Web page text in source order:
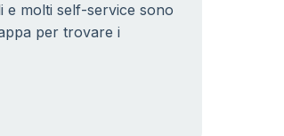
e molti self-service sono
per trovare i